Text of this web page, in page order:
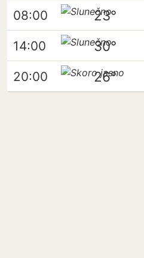
08:00 23°
14:00 30°
20:00 26°